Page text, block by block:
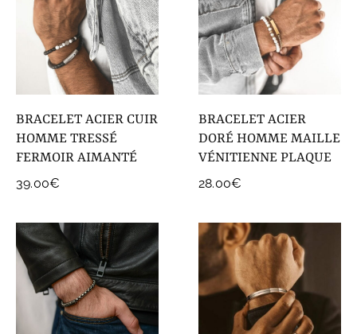
Chaines
COLLECTIONS DE BIJOUX
Idées Cadeaux
NOUVEAUTES
BRACELET ACIER CUIR
HOMME TRESSÉ
FERMOIR AIMANTÉ
39.00€
BRACELET ACIER
DORÉ HOMME MAILLE
VÉNITIENNE PLAQUE
28.00€